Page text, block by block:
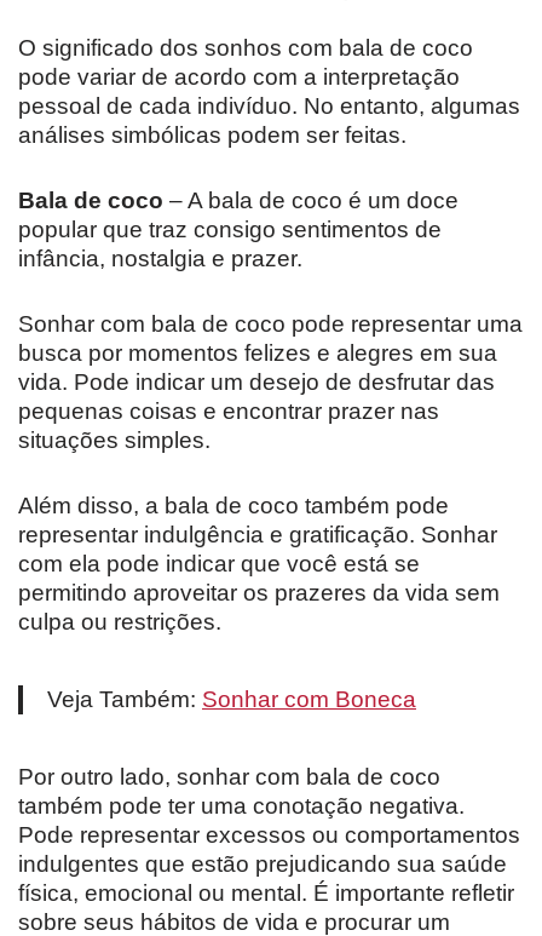
O significado dos sonhos com bala de coco
pode variar de acordo com a interpretação
pessoal de cada indivíduo. No entanto, algumas
análises simbólicas podem ser feitas.
Bala de coco – A bala de coco é um doce
popular que traz consigo sentimentos de
infância, nostalgia e prazer.
Sonhar com bala de coco pode representar uma
busca por momentos felizes e alegres em sua
vida. Pode indicar um desejo de desfrutar das
pequenas coisas e encontrar prazer nas
situações simples.
Além disso, a bala de coco também pode
representar indulgência e gratificação. Sonhar
com ela pode indicar que você está se
permitindo aproveitar os prazeres da vida sem
culpa ou restrições.
Veja Também: Sonhar com Boneca
Por outro lado, sonhar com bala de coco
também pode ter uma conotação negativa.
Pode representar excessos ou comportamentos
indulgentes que estão prejudicando sua saúde
física, emocional ou mental. É importante refletir
sobre seus hábitos de vida e procurar um